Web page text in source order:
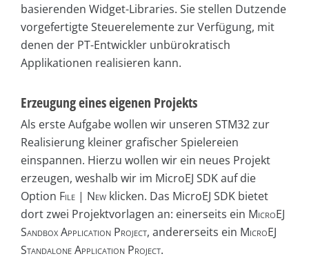
basierenden Widget-Libraries. Sie stellen Dutzende
vorgefertigte Steuerelemente zur Verfügung, mit
denen der PT-Entwickler unbürokratisch
Applikationen realisieren kann.
Erzeugung eines eigenen Projekts
Als erste Aufgabe wollen wir unseren STM32 zur
Realisierung kleiner grafischer Spielereien
einspannen. Hierzu wollen wir ein neues Projekt
erzeugen, weshalb wir im MicroEJ SDK auf die
Option File | New klicken. Das MicroEJ SDK bietet
dort zwei Projektvorlagen an: einerseits ein MicroEJ
Sandbox Application Project, andererseits ein MicroEJ
Standalone Application Project.